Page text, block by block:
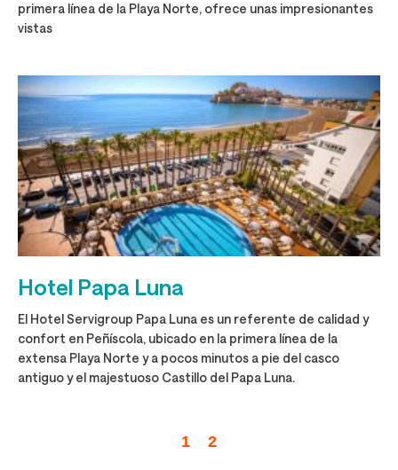
primera línea de la Playa Norte, ofrece unas impresionantes
vistas
Hotel Papa Luna
El Hotel Servigroup Papa Luna es un referente de calidad y
confort en Peñíscola, ubicado en la primera línea de la
extensa Playa Norte y a pocos minutos a pie del casco
antiguo y el majestuoso Castillo del Papa Luna.
1 2